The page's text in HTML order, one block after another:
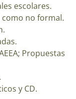
escolares.
no formal.
Propuestas
y CD.